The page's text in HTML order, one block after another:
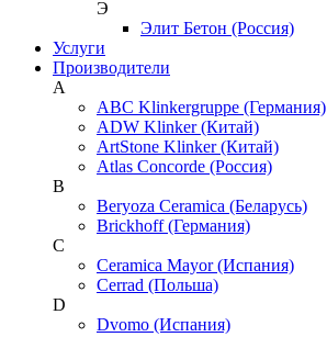
Э
Элит Бетон (Россия)
Услуги
Производители
A
ABC Klinkergruppe (Германия)
ADW Klinker (Китай)
ArtStone Klinker (Китай)
Atlas Concorde (Россия)
B
Beryoza Ceramica (Беларусь)
Brickhoff (Германия)
C
Ceramica Mayor (Испания)
Cerrad (Польша)
D
Dvomo (Испания)